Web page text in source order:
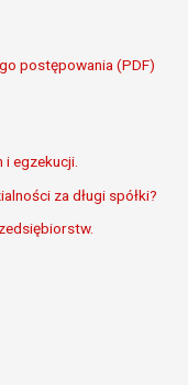
postępowania (PDF)
i egzekucji.
za długi spółki?